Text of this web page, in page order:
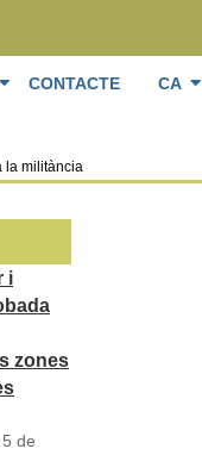
CONTACTE CA
la militància
i
zones
de